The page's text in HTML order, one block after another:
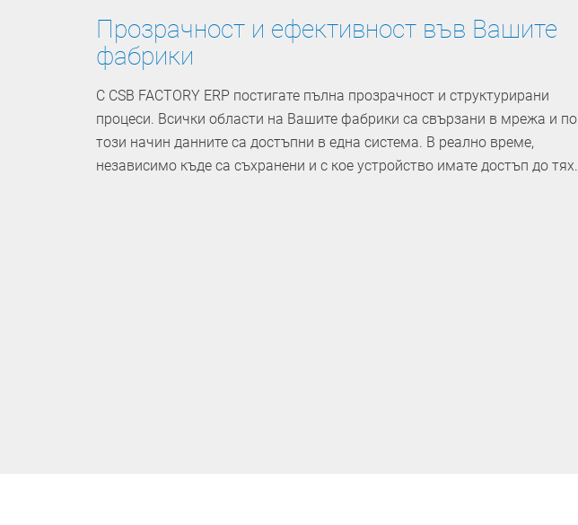
Прозрачност и ефективност във Вашите
фабрики
С CSB FACTORY ERP постигате пълна прозрачност и структурирани
процеси. Всички области на Вашите фабрики са свързани в мрежа и по
този начин данните са достъпни в една система. В реално време,
независимо къде са съхранени и с кое устройство имате достъп до тях.